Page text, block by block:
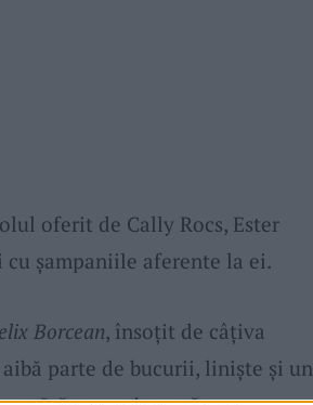
oferit de Cally Rocs, Ester
șampaniile aferente la ei.
Borcean, însoțit de câțiva
parte de bucurii, liniște și un